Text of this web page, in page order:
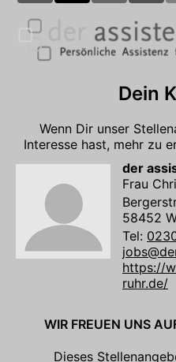
Dein
Wenn Dir unser
Interesse hast, mehr zu
der
Frau
58452
Tel:
https://
ruhr.de/
WIR FREUEN UNS
Dieses